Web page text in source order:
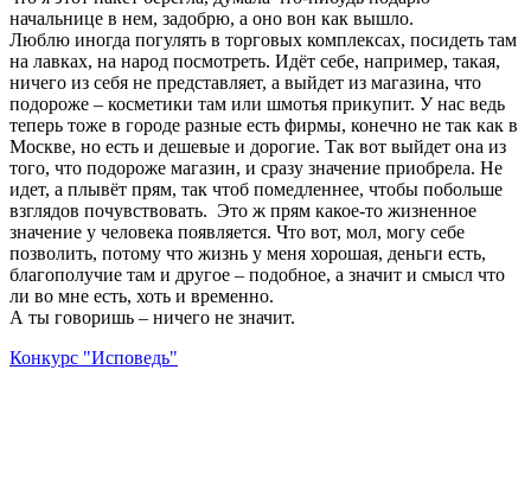
начальнице в нем, задобрю, а оно вон как вышло.
Люблю иногда погулять в торговых комплексах, посидеть там
на лавках, на народ посмотреть. Идёт себе, например, такая,
ничего из себя не представляет, а выйдет из магазина, что
подороже – косметики там или шмотья прикупит. У нас ведь
теперь тоже в городе разные есть фирмы, конечно не так как в
Москве, но есть и дешевые и дорогие. Так вот выйдет она из
того, что подороже магазин, и сразу значение приобрела. Не
идет, а плывёт прям, так чтоб помедленнее, чтобы побольше
взглядов почувствовать. Это ж прям какое-то жизненное
значение у человека появляется. Что вот, мол, могу себе
позволить, потому что жизнь у меня хорошая, деньги есть,
благополучие там и другое – подобное, а значит и смысл что
ли во мне есть, хоть и временно.
А ты говоришь – ничего не значит.
Конкурс "Исповедь"